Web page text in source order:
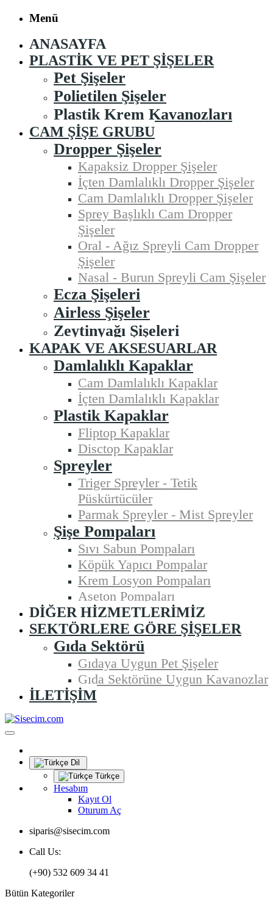
Menü
ANASAYFA
PLASTIK VE PET ŞIŞELER
Pet Şişeler
Polietilen Şişeler
Plastik Krem Kavanozları
CAM ŞIŞE GRUBU
Dropper Şişeler
Kapaksiz Dropper Şişeler
İçten Damlalıklı Dropper Şişeler
Cam Damlalıklı Dropper Şişeler
Sprey Başlıklı Cam Dropper
Şişeler
Oral - Ağız Spreyli Cam Dropper
Şişeler
Nasal - Burun Spreyli Cam Şişeler
Ecza Şişeleri
Airless Şişeler
Zeytinyağı Şişeleri
KAPAK VE AKSESUARLAR
Damlalıklı Kapaklar
Cam Damlalıklı Kapaklar
İçten Damlalıklı Kapaklar
Plastik Kapaklar
Fliptop Kapaklar
Disctop Kapaklar
Spreyler
Triger Spreyler - Tetik
Püskürtücüler
Parmak Spreyler - Mist Spreyler
Şişe Pompaları
Sıvı Sabun Pompaları
Köpük Yapıcı Pompalar
Krem Losyon Pompaları
Aseton Pompaları
DIĞER HIZMETLERIMIZ
SEKTÖRLERE GÖRE ŞIŞELER
Gıda Sektörü
Gıdaya Uygun Pet Şişeler
Gıda Sektörüne Uygun Kavanozlar
İLETIŞIM
Dil
Türkçe
Hesabım
Kayıt Ol
Oturum Aç
siparis@sisecim.com
Call Us:
(+90) 532 609 34 41
Bütün Kategoriler